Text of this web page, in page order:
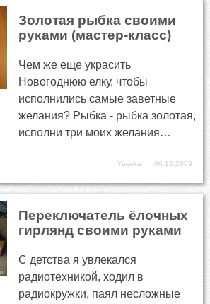
Золотая рыбка своими
руками (мастер-класс)
Чем же еще украсить
Новогоднюю елку, чтобы
исполнились самые заветные
желания? Рыбка - рыбка золотая,
исполни три моих желания…
Yuseka 06.12.2009
Переключатель ёлочных
гирлянд своими руками
С детства я увлекался
радиотехникой, ходил в
радиокружки, паял несложные